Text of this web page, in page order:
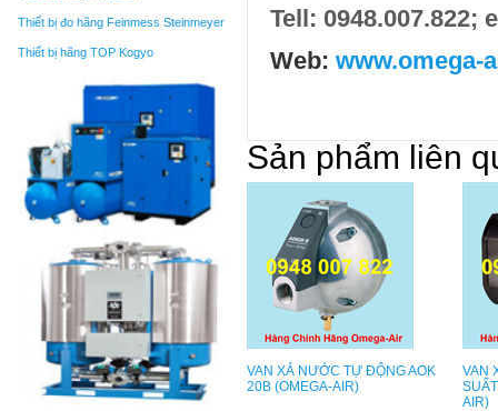
Thiết bị đo hãng Feinmess Steinmeyer
Thiết bị hãng TOP Kogyo
Tell: 0948.007.822;
Web: www.omega-
Sản phẩm liên
VAN XẢ NƯỚC TỰ ĐỘNG AOK
20B (OMEGA-AIR)
VAN
AIR)